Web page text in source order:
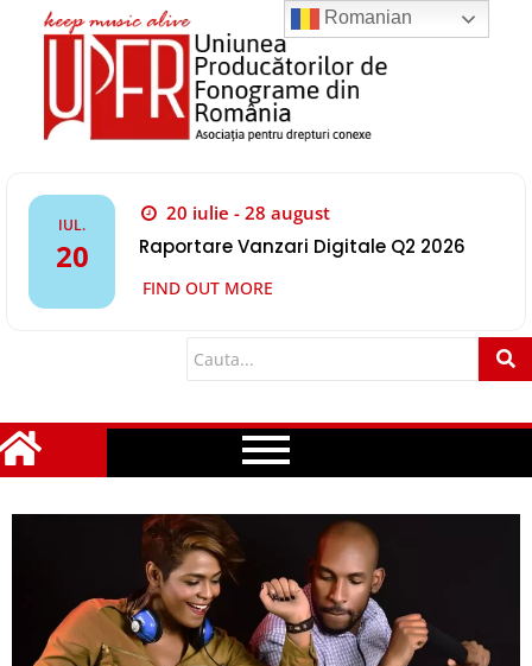
IUL.
20
20 iulie - 28 august
Raportare Vanzari Digitale Q2 2026
FIND OUT MORE
Romanian